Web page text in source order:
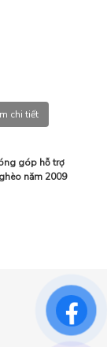
chi tiết
góp hỗ trợ
năm 2009